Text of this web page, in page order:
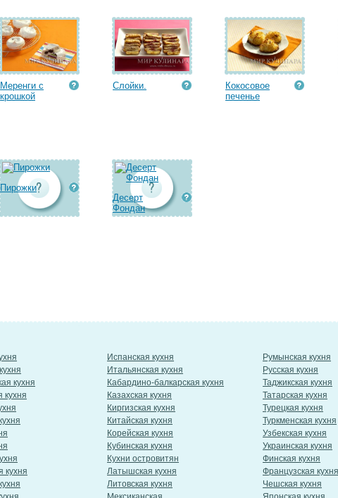
Меренги с
крошкой
Слойки.
Кокосовое
печенье
Пирожки
Десерт
Фондан
кухня
кухня
кухня
Испанская кухня
Итальянская кухня
Кабардино-балкарская кухня
Казахская кухня
Киргизская кухня
Китайская кухня
Корейская кухня
Кубинская кухня
Кухни островитян
Латышская кухня
Литовская кухня
Румынская кухня
Русская кухня
Таджикская кухня
Татарская кухня
Турецкая кухня
Туркменская кухня
Узбекская кухня
Украинская кухня
Финская кухня
Французская кухня
Чешская кухня